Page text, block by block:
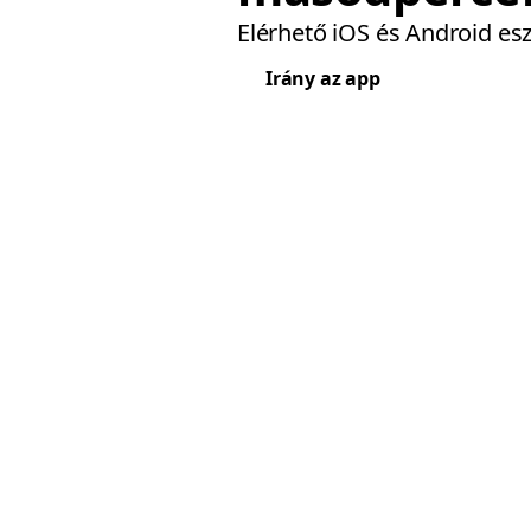
Elérhető iOS és Android
Irány az app